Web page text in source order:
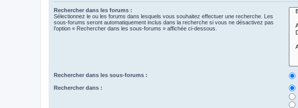
Rechercher dans les forums :
Sélectionnez le ou les forums dans lesquels vous souhaitez effectuer une recherche. Les
sous-forums seront automatiquement inclus dans la recherche si vous ne désactivez pas
l’option « Rechercher dans les sous-forums » affichée ci-dessous.
Rechercher dans les sous-forums :
Rechercher dans :